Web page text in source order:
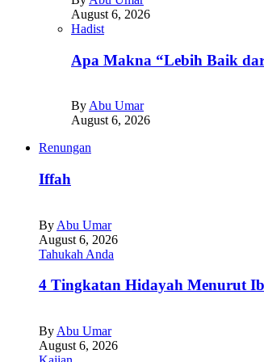
August 6, 2026
Hadist
Apa Makna “Lebih Baik
By Abu Umar
August 6, 2026
Renungan
Iffah
By Abu Umar
August 6, 2026
Tahukah Anda
4 Tingkatan Hidayah Menurut
By Abu Umar
August 6, 2026